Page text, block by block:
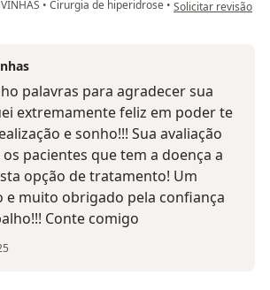
• Cirurgia de hiperidrose • Solicitar revisão
palavras para agradecer sua
extremamente feliz em poder te
e sonho!!! Sua avaliação
pacientes que tem a doença a
opção de tratamento! Um
e muito obrigado pela confiança
Conte comigo